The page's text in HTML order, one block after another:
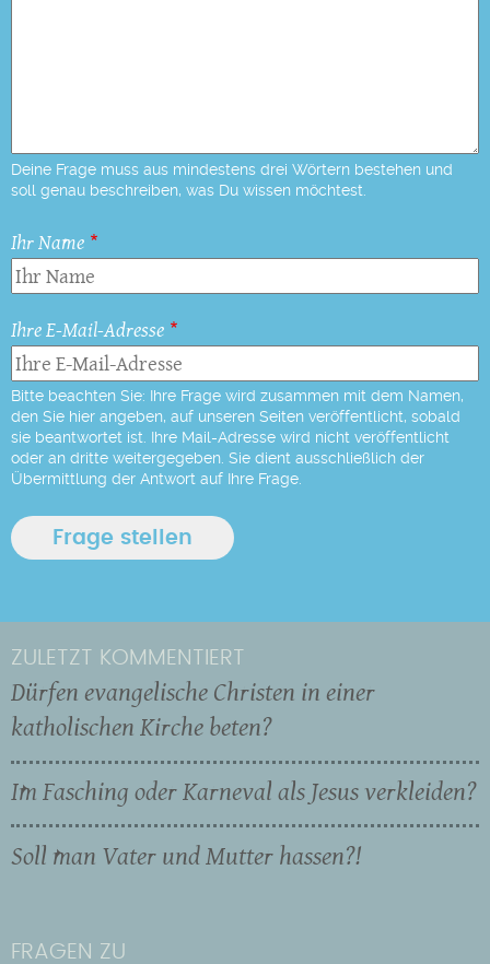
Deine Frage muss aus mindestens drei Wörtern bestehen und
soll genau beschreiben, was Du wissen möchtest.
Ihr Name
Ihre E-Mail-Adresse
Bitte beachten Sie: Ihre Frage wird zusammen mit dem Namen,
den Sie hier angeben, auf unseren Seiten veröffentlicht, sobald
sie beantwortet ist. Ihre Mail-Adresse wird nicht veröffentlicht
oder an dritte weitergegeben. Sie dient ausschließlich der
Übermittlung der Antwort auf Ihre Frage.
ZULETZT KOMMENTIERT
Dürfen evangelische Christen in einer
katholischen Kirche beten?
Im Fasching oder Karneval als Jesus verkleiden?
Soll man Vater und Mutter hassen?!
FRAGEN ZU